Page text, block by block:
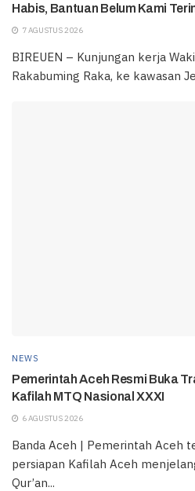
Habis, Bantuan Belum Kami
7 AGUSTUS 2026
BIREUEN – Kunjungan kerja
Rakabuming Raka, ke kawasan
NEWS
Pemerintah Aceh Resmi Buka
Kafilah MTQ Nasional XXXI
6 AGUSTUS 2026
Banda Aceh | Pemerintah Aceh
persiapan Kafilah Aceh
Qur’an...